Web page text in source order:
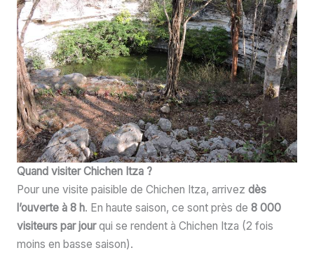
Quand visiter Chichen Itza ?
Pour une visite paisible de Chichen Itza, arrivez dès
l’ouverte à 8 h. En haute saison, ce sont près de 8 000
visiteurs par jourqui se rendent à Chichen Itza (2 fois
moins en basse saison).